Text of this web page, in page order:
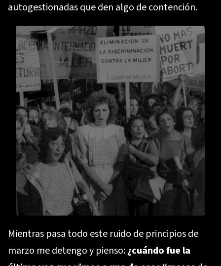
autogestionadas que den algo de contención.
Mientras pasa todo este ruido de principios de
marzo me detengo y pienso:¿cuándo fue la